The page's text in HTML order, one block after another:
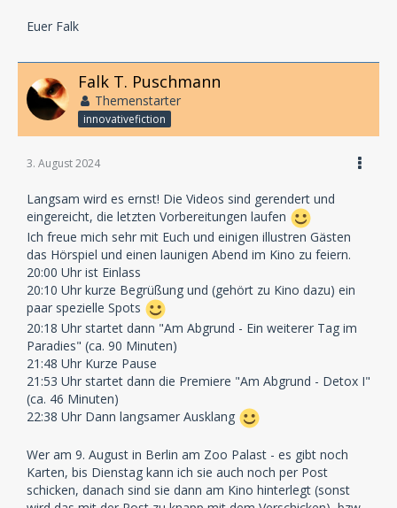
Euer Falk
Falk T. Puschmann
Themenstarter
innovativefiction
3. August 2024
Langsam wird es ernst! Die Videos sind gerendert und
eingereicht, die letzten Vorbereitungen laufen
Ich freue mich sehr mit Euch und einigen illustren Gästen
das Hörspiel und einen launigen Abend im Kino zu feiern.
20:00 Uhr ist Einlass
20:10 Uhr kurze Begrüßung und (gehört zu Kino dazu) ein
paar spezielle Spots
20:18 Uhr startet dann "Am Abgrund - Ein weiterer Tag im
Paradies" (ca. 90 Minuten)
21:48 Uhr Kurze Pause
21:53 Uhr startet dann die Premiere "Am Abgrund - Detox I"
(ca. 46 Minuten)
22:38 Uhr Dann langsamer Ausklang
Wer am 9. August in Berlin am Zoo Palast - es gibt noch
Karten, bis Dienstag kann ich sie auch noch per Post
schicken, danach sind sie dann am Kino hinterlegt (sonst